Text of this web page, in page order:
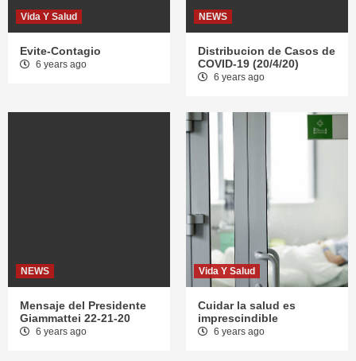
Vida Y Salud
Evite-Contagio
6 years ago
NEWS
Distribucion de Casos de
COVID-19 (20/4/20)
6 years ago
NEWS
Mensaje del Presidente
Giammattei 22-21-20
6 years ago
Vida Y Salud
Cuidar la salud es
imprescindible
6 years ago